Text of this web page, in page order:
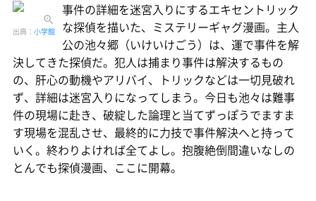
出典： 小学館
事件の詳細を迷宮入りにするエキセントリック
な探偵を描いた、ミステリーギャグ漫画。主人
公の池々郷（いけいけごう）は、運で事件を解
決してきた探偵だ。犯人は捕まり事件は解決するもの
の、肝心の動機やアリバイ、トリックなどは一切見破れ
ず、詳細は迷宮入りになってしまう。今日も池々は難事
件の現場に赴き、破綻した論理と当てずっぽうでますま
す現場を混乱させ、最終的に力技で事件解決へと持って
いく。終わりよければ全てよし。抱腹絶倒間違いなしの
とんでも探偵漫画、ここに開幕。